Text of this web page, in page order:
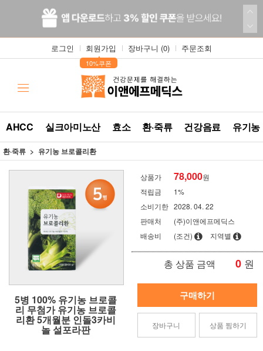
로그인 회원가입
▲
10%쿠폰
장바구니 (0) 주문조회
AHCC 실크아미노산 효소 환·죽류 건강음료 유기
환·죽류 유기농 브로콜리환
5병 100% 유기농 브로콜
리 무첨가 유기농 브로콜
리환 5개월분 인돌3카비
놀 설포라판
상품가 78,000원
적립금
1%
소비기한 2028. 04. 22
판매처
(주)이앤에프메딕스
배송비
(조건) 지역별
총 상품 금액 0 원
구매하기
장바구니 상품 찜하기